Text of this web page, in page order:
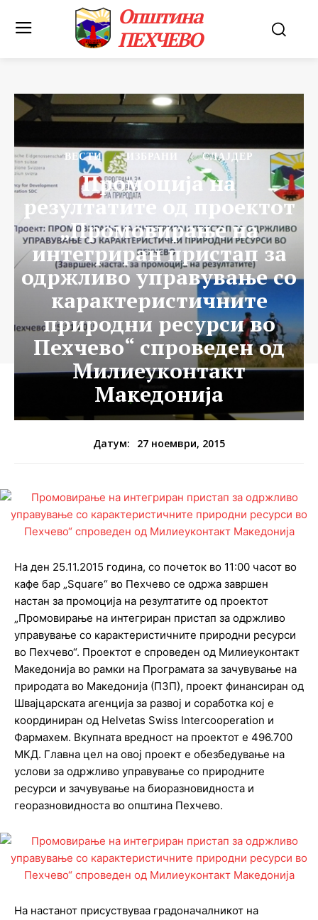
Општина
ПЕХЧЕВО
ВЕСТИ ИЗБРАНИ СЛАЈДЕР
Промоција на
резултатите од проектот
„Промовирање на
интегриран пристап за
одржливо управување со
карактеристичните
природни ресурси во
Пехчево“ спроведен од
Милиеуконтакт
Македонија
Датум: 27 ноември, 2015
На ден 25.11.2015 година, со почеток во 11:00 часот во
кафе бар „Square“ во Пехчево се одржа завршен
настан за промоција на резултатите од проектот
„Промовирање на интегриран пристап за одржливо
управување со карактеристичните природни ресурси
во Пехчево“. Проектот е спроведен од Милиеуконтакт
Македонија во рамки на Програмата за зачувување на
природата во Македонија (ПЗП), проект финансиран од
Швајцарската агенција за развој и соработка кој е
координиран од Helvetas Swiss Intercooperation и
Фармахем. Вкупната вредност на проектот е 496.700
МКД. Главна цел на овој проект е обезбедување на
услови за одржливо управување со природните
ресурси и зачувување на биоразновидноста и
георазновидноста во општина Пехчево.
На настанот присуствуваа градоначалникот на